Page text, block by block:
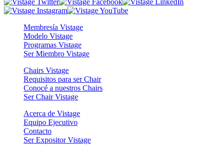
Membresía Vistage
Modelo Vistage
Programas Vistage
Ser Miembro Vistage
Chairs Vistage
Requisitos para ser Chair
Conocé a nuestros Chairs
Ser Chair Vistage
Acerca de Vistage
Equipo Ejecutivo
Contacto
Ser Expositor Vistage